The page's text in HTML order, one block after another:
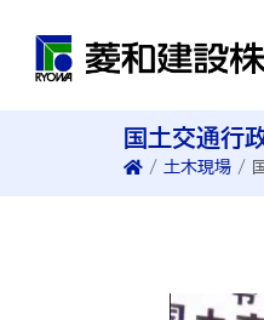
国土交通行
/ 土木現場 /